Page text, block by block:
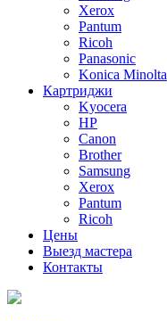
Xerox
Pantum
Ricoh
Panasonic
Konica Minolta
Картриджи
Kyocera
HP
Canon
Brother
Samsung
Xerox
Pantum
Ricoh
Цены
Выезд мастера
Контакты